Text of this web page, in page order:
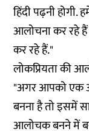
हिंदी पढ़नी
आलोचना कर रहे हैं
कर रहे हैं."
लोकप्रियता की
"अगर आपको एक
बनना है तो इसमें
आलोचक बनने में